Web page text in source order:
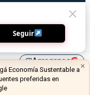
library_addAgreganos
Seguir